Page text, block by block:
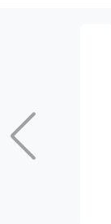
Précédent